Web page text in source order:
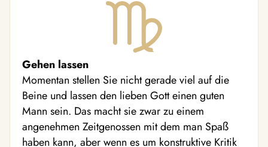
Gehen lassen
Momentan stellen Sie nicht gerade viel auf die
Beine und lassen den lieben Gott einen guten
Mann sein. Das macht sie zwar zu einem
angenehmen Zeitgenossen mit dem man Spaß
haben kann, aber wenn es um konstruktive Kritik